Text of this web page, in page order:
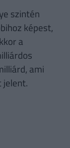
szintén
képest,
a
ami
jelent.